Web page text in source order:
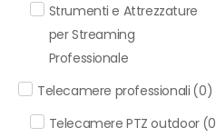
Strumenti e Attrezzature
per Streaming
Professionale
Telecamere professionali (0)
Telecamere PTZ outdoor (0